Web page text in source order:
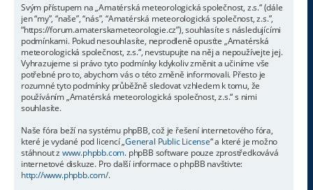
Svým přístupem na „Amatérská meteorologická společnost, z.s.“ (dále
jen “my”, “naše”, “nás”, “Amatérská meteorologická společnost, z.s.”,
“https://forum.amaterskameteorologie.cz”), souhlasíte s následujícími
podmínkami. Pokud nesouhlasíte, neprodleně opusťte „Amatérská
meteorologická společnost, z.s.“, nevstupujte na něj a nepoužívejte jej.
Vyhrazujeme si právo tyto podmínky kdykoliv změnit a učiníme vše
potřebné pro to, abychom vás o této změně informovali. Přesto je
rozumné tyto podmínky průběžně sledovat vzhledem k tomu, že
používáním „Amatérská meteorologická společnost, z.s.“ s nimi
souhlasíte.
Naše fóra beží na systému phpBB, což je řešení internetového fóra,
které je vydané pod licencí „General Public License“ a které je možno
stáhnout z www.phpbb.com. phpBB software pouze zprostředkovává
internetové diskuze. Pro další informace o phpBB navštivte:
http://www.phpbb.com/.